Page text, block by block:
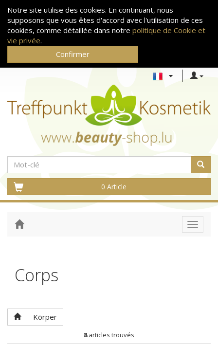
Notre site utilise des cookies. En continuant, nous
supposons que vous êtes d'accord avec l'utilisation de ces
cookies, comme détaillée dans notre politique de Cookie et
vie privée.
Confirmer
0 Article
Toggle
Corps
Körper
8articles trouvés